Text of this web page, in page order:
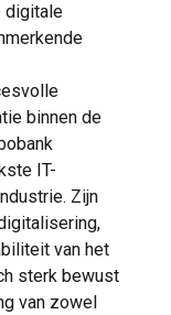
digitale
binnen de
IT-
Zijn
van het
sterk bewust
van zowel